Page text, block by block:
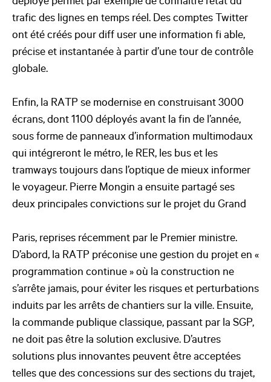
déployé permet par exemple de connaitre l’état du
trafic des lignes en temps réel. Des comptes Twitter
ont été créés pour diff user une information fi able,
précise et instantanée à partir d’une tour de contrôle
globale.
Enfin, la RATP se modernise en construisant 3000
écrans, dont 1100 déployés avant la fin de l’année,
sous forme de panneaux d’information multimodaux
qui intégreront le métro, le RER, les bus et les
tramways toujours dans l’optique de mieux informer
le voyageur. Pierre Mongin a ensuite partagé ses
deux principales convictions sur le projet du Grand
Paris, reprises récemment par le Premier ministre.
D’abord, la RATP préconise une gestion du projet en «
programmation continue » où la construction ne
s’arrête jamais, pour éviter les risques et perturbations
induits par les arrêts de chantiers sur la ville. Ensuite,
la commande publique classique, passant par la SGP,
ne doit pas être la solution exclusive. D’autres
solutions plus innovantes peuvent être acceptées
telles que des concessions sur des sections du trajet,